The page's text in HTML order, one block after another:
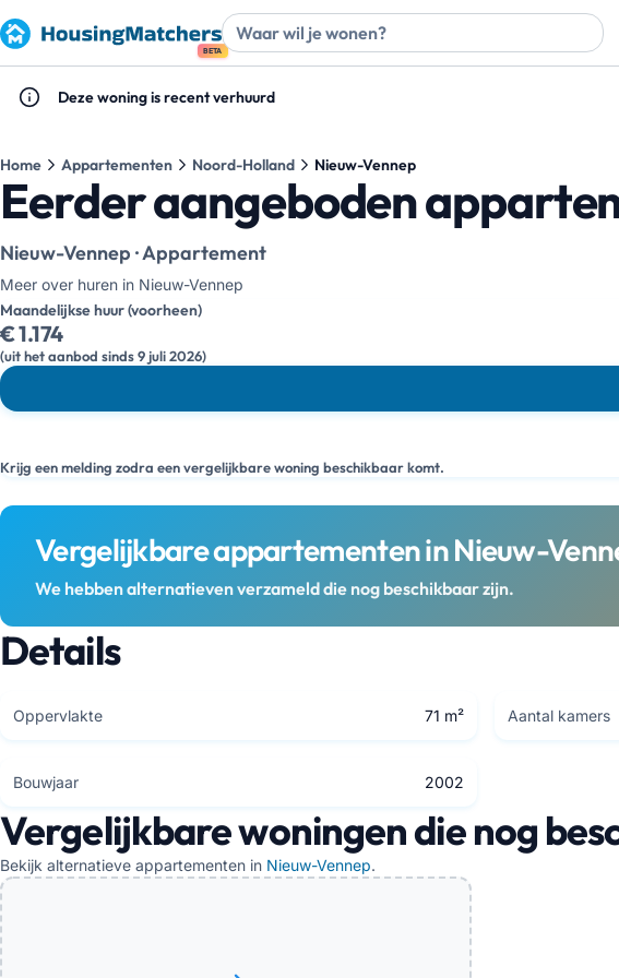
BETA
Deze woning is recent verhuurd
Home Appartementen Noord-Holland Nieuw-Vennep
Eerder aangeboden
Nieuw-Vennep · Appartement
Meer over huren in Nieuw-Vennep
Maandelijkse huur (voorheen)
€ 1.174
(uit het aanbod sinds 9 juli 2026)
Krijg een melding zodra een vergelijkbare woning beschikbaar komt.
Vergelijkbare appartementen in Nieuw-
We hebben alternatieven verzameld die nog beschikbaar zijn.
Details
Oppervlakte 71 m² Aantal kamers
Bouwjaar 2002
Vergelijkbare woningen die nog
Bekijk alternatieve appartementen in Nieuw-Vennep.